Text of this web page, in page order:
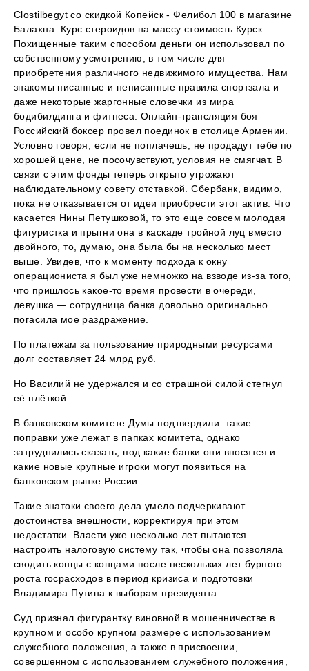
Clostilbegyt со скидкой Копейск - Фелибол 100 в магазине
Балахна: Курс стероидов на массу стоимость Курск.
Похищенные таким способом деньги он использовал по
собственному усмотрению, в том числе для
приобретения различного недвижимого имущества. Нам
знакомы писанные и неписанные правила спортзала и
даже некоторые жаргонные словечки из мира
бодибилдинга и фитнеса. Онлайн-трансляция боя
Российский боксер провел поединок в столице Армении.
Условно говоря, если не поплачешь, не продадут тебе по
хорошей цене, не посочувствуют, условия не смягчат. В
связи с этим фонды теперь открыто угрожают
наблюдательному совету отставкой. Сбербанк, видимо,
пока не отказывается от идеи приобрести этот актив. Что
касается Нины Петушковой, то это еще совсем молодая
фигуристка и прыгни она в каскаде тройной луц вместо
двойного, то, думаю, она была бы на несколько мест
выше. Увидев, что к моменту подхода к окну
операциониста я был уже немножко на взводе из-за того,
что пришлось какое-то время провести в очереди,
девушка — сотрудница банка довольно оригинально
погасила мое раздражение.
По платежам за пользование природными ресурсами
долг составляет 24 млрд руб.
Но Василий не удержался и со страшной силой стегнул
её плёткой.
В банковском комитете Думы подтвердили: такие
поправки уже лежат в папках комитета, однако
затруднились сказать, под какие банки они вносятся и
какие новые крупные игроки могут появиться на
банковском рынке России.
Такие знатоки своего дела умело подчеркивают
достоинства внешности, корректируя при этом
недостатки. Власти уже несколько лет пытаются
настроить налоговую систему так, чтобы она позволяла
сводить концы с концами после нескольких лет бурного
роста госрасходов в период кризиса и подготовки
Владимира Путина к выборам президента.
Суд признал фигурантку виновной в мошенничестве в
крупном и особо крупном размере с использованием
служебного положения, а также в присвоении,
совершенном с использованием служебного положения,